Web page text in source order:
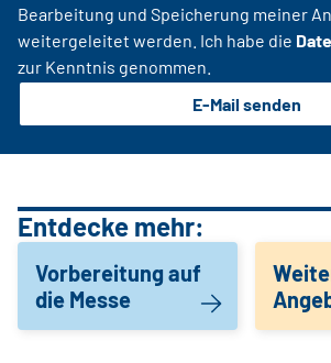
Bearbeitung und Speicherung meiner
weitergeleitet werden. Ich habe die
zur Kenntnis genommen.
E-Mail senden
Entdecke mehr:
Vorbereitung auf
die Messe